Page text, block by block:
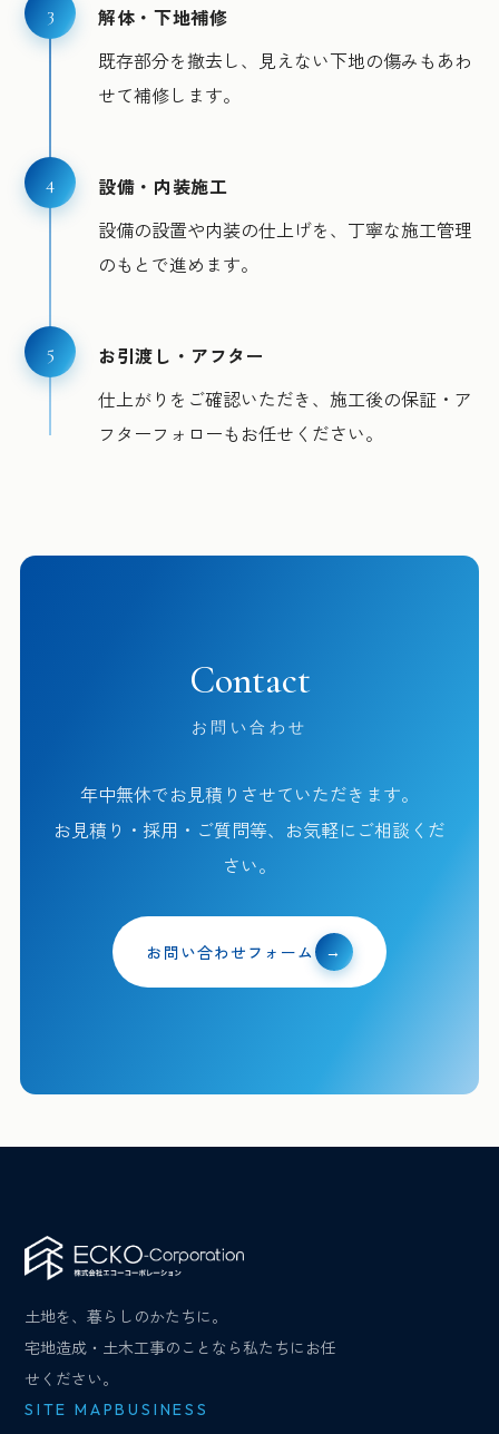
3
解体・下地補修
既存部分を撤去し、見えない下地の傷みもあわ
せて補修します。
4
設備・内装施工
設備の設置や内装の仕上げを、丁寧な施工管理
のもとで進めます。
5
お引渡し・アフター
仕上がりをご確認いただき、施工後の保証・ア
フターフォローもお任せください。
Contact
お問い合わせ
年中無休でお見積りさせていただきます。
お見積り・採用・ご質問等、お気軽にご相談くだ
さい。
お問い合わせフォーム →
土地を、暮らしのかたちに。
宅地造成・土木工事のことなら私たちにお任
せください。
SITE MAPBUSINESS